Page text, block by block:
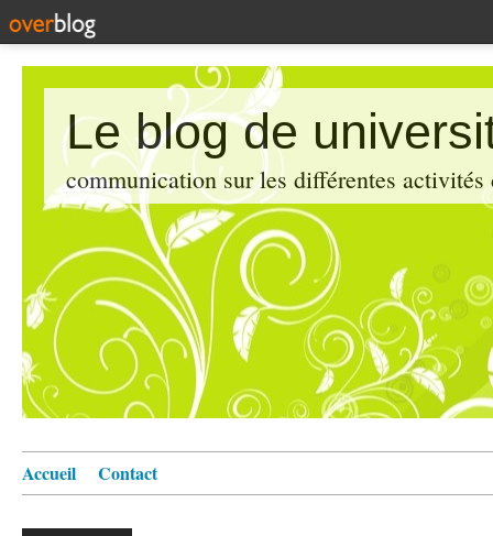
Le blog de
communication sur les différentes
Accueil Contact